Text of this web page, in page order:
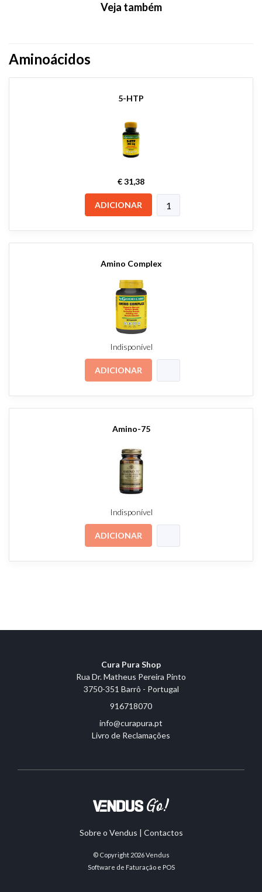
Veja também
Aminoácidos
5-HTP
€ 31,38
ADICIONAR
Amino Complex
Indisponível
ADICIONAR
Amino-75
Indisponível
ADICIONAR
Cura Pura Shop
Rua Dr. Matheus Pereira Pinto
3750-351 Barrô - Portugal
916718070
info@curapura.pt
Livro de Reclamações
Sobre o Vendus | Contactos
© Copyright 2026Vendus
Software de Faturação e POS